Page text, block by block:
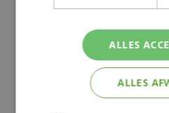
125,00
+
ALLES
ALLES